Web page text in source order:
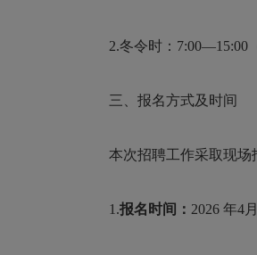
2.冬令时：7:00—15:00
三、报名方式及时间
本次招聘工作采取现场
1.报名时间： 2026 年4